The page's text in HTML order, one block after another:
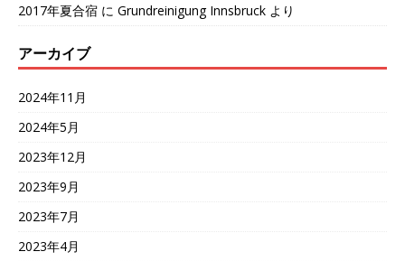
2017年夏合宿 に Grundreinigung Innsbruck より
アーカイブ
2024年11月
2024年5月
2023年12月
2023年9月
2023年7月
2023年4月